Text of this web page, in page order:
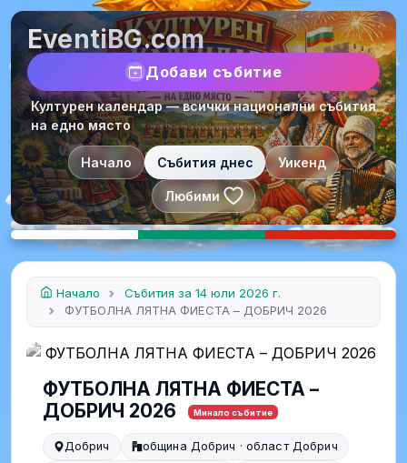
EventiBG.com
Добави събитие
Културен календар — всички национални събития
на едно място
Начало Събития днес Уикенд
Любими
Начало
Събития за 14 юли 2026 г.
ФУТБОЛНА ЛЯТНА ФИЕСТА – ДОБРИЧ 2026
ФУТБОЛНА ЛЯТНА ФИЕСТА –
ДОБРИЧ 2026
Минало събитие
Добрич
община Добрич · област Добрич